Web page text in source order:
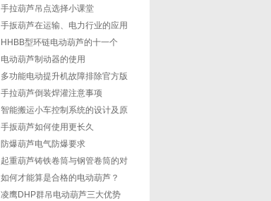
手拉葫芦吊点选择小课堂
手扳葫芦在运输、电力行业的应用
HHBB型环链电动葫芦的十一个
电动葫芦制动器的使用
多功能电动提升机故障排除官方版
手拉葫芦倒装焊灌注意事项
智能搬运小车控制系统的设计及原
手扳葫芦如何使用更长久
防爆葫芦电气防爆要求
起重葫芦铸铁卷筒与钢管卷筒的对
如何才能算是合格的电动葫芦？
凌鹰DHP群吊电动葫芦三大优势